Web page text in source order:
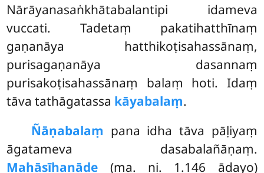
Nārāyanasaṅkhātabalantipi idameva
vuccati. Tadetaṃ pakatihatthīnaṃ
gaṇanāya hatthikoṭisahassānaṃ,
purisagaṇanāya dasannaṃ
purisakoṭisahassānaṃ balaṃ hoti. Idaṃ
tāva tathāgatassa kāyabalaṃ.
Ñāṇabalaṃ pana idha tāva pāḷiyaṃ
āgatameva dasabalañāṇaṃ.
Mahāsīhanāde (ma. ni. 1.146 ādayo)